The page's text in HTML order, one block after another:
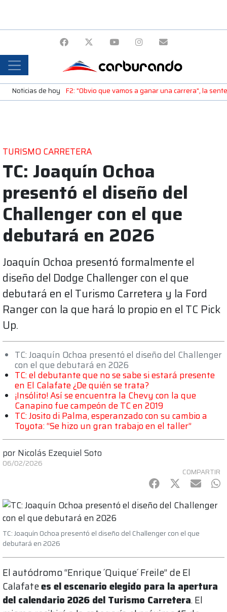
Noticias de hoy F2: "Obvio que vamos a ganar una carrera", la
TURISMO CARRETERA
TC: Joaquín Ochoa
presentó el diseño del
Challenger con el que
debutará en 2026
Joaquín Ochoa presentó formalmente el
diseño del Dodge Challenger con el que
debutará en el Turismo Carretera y la Ford
Ranger con la que hará lo propio en el TC Pick
Up.
TC: Joaquín Ochoa presentó el diseño del Challenger
con el que debutará en 2026
TC: el debutante que no se sabe si estará presente
en El Calafate ¿De quién se trata?
¡Insólito! Así se encuentra la Chevy con la que
Canapino fue campeón de TC en 2019
TC: Josito di Palma, esperanzado con su cambio a
Toyota: “Se hizo un gran trabajo en el taller”
por Nicolás Ezequiel Soto
06/02/2026
COMPARTIR
Facebook
Twitter
mail
TC: Joaquín Ochoa presentó el diseño del Challenger con el que
debutará en 2026
El autódromo “Enrique ´Quique´ Freile” de El
Calafatees el escenario elegido para la apertura
del calendario 2026 del Turismo Carretera. El